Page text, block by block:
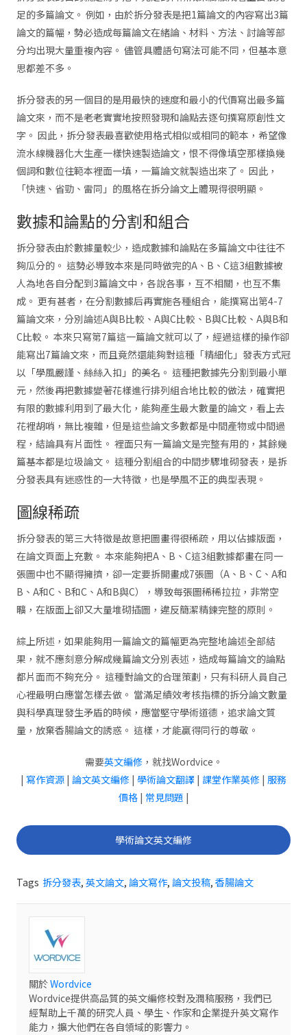
足的多篇論文。 例如，由於拆分發表是把1篇論文的內容寫出3篇
論文的篇幅，勢必造成每篇論文在緒論、材料、方法、討論等部
分均出現大量重複內容。 儘管具體語句寫法可能不同，但基本意
思都差不多。
拆分發表的另一個目的是用最快的速度和最小的代價寫出最多篇
論文來，而不是老老實實地按照發現和論點去逐句撰寫原創性文
字。 因此，拆分發表最喜歡使用格式相似或相同的範本，希望像
流水線機器化大生產一樣快速製造論文，恨不得像填空那樣換幾
個詞和數位往範本裡面一填，一篇論文就製造出來了。 因此，
「快速、省勁、雷同」的風格在拆分論文上體現得很明顯。
數據和論點的分割和組合
拆分發表由於數據量較少，造成數據和論點在多篇論文中往往不
夠瓜分的。 這勢必導致本來是同時做完的A、B、C這3組數據被
人為地各自分配到3篇論文中，各說各事，互不相關，也互不集
成。 更有甚者，在分割數據后再實施各種組合，能撰寫出第4-7
篇論文來，分別論述A與B比較、A與C比較、B與C比較、A與B和
C比較。 本來只寫第7篇這一篇論文就可以了，經過這樣的操作卻
能寫出7篇論文來，而且竟然還能夠對這種「精細化」發表方式冠
以「學風嚴謹、絲絲入扣」的美名。 這種把數據先分割到最小單
元，然後再把數據變著花樣進行排列組合地比較的做法，確實把
有限的數據利用到了最大化，能夠產生最大數量的論文，看上去
花裡胡哨，無比複雜，但是這些論文多數都是中間產物或中間過
程，結論具有片面性。 裡面只有一篇論文是完整有用的，其餘幾
篇基本都是垃圾論文。 這種分割組合的中間步驟堆砌發表，是拆
分發表具有迷惑性的一大特徵，也是學風不正的典型表現。
圖線稀疏
拆分發表的第三大特徵是故意把圖畫得很稀疏，用以佔據版面，
在論文頁面上充數。 本來能夠把A、B、C這3組數據都畫在同一
張圖中也不顯得擁擠，卻一定要拆開畫成7張圖（A、B、C、A和
B、A和C、B和C、A和B與C），導致每張圖稀稀拉拉，非常空
曠，在版面上卻又大量堆砌插圖，違反簡潔精鍊完整的原則。
綜上所述，如果能夠用一篇論文的篇幅更為完整地論述全部結
果，就不應刻意分解成幾篇論文分別表述，造成每篇論文的論點
都片面而不夠充分。 這種對論文的合理策劃，只有科研人員自己
心裡最明白應當怎樣去做。 當滿足績效考核指標的拆分論文數量
與科學真理發生矛盾的時候，應當堅守學術道德，追求論文質
量，放棄香腸論文的誘惑。 這樣，才能贏得同行的尊敬。
需要英文編修，就找Wordvice。
| 寫作資源 | 論文英文編修 | 學術論文翻譯 | 課堂作業英修 | 服務
價格| 常見問題 |
學術論文英文編修
Tags 拆分發表, 英文論文, 論文寫作, 論文投稿, 香腸論文
關於Wordvice
Wordvice提供高品質的英文編修校對及潤稿服務，我們已
經幫助上千萬的研究人員、學生、作家和企業提升英文寫作
能力，擴大他們在各自領域的影響力。